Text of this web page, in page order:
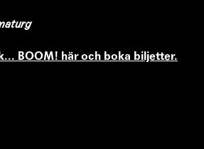
BOOM! här och boka biljetter.